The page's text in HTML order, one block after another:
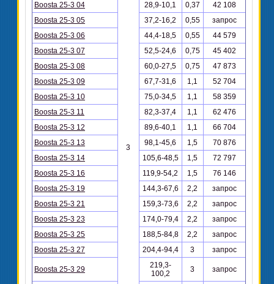
3
Boosta 25-3 04
28,9-10,1 0,37
42 108
Boosta 25-3 05
37,2-16,2 0,55
запрос
Boosta 25-3 06
44,4-18,5 0,55
44 579
Boosta 25-3 07
52,5-24,6 0,75
45 402
Boosta 25-3 08
60,0-27,5 0,75
47 873
Boosta 25-3 09
67,7-31,6 1,1
52 704
Boosta 25-3 10
75,0-34,5 1,1
58 359
Boosta 25-3 11
82,3-37,4 1,1
62 476
Boosta 25-3 12
89,6-40,1 1,1
66 704
Boosta 25-3 13
98,1-45,6 1,5
70 876
Boosta 25-3 14
105,6-48,5 1,5
72 797
Boosta 25-3 16
119,9-54,2 1,5
76 146
Boosta 25-3 19
144,3-67,6 2,2
запрос
Boosta 25-3 21
159,3-73,6 2,2
запрос
Boosta 25-3 23
174,0-79,4 2,2
запрос
Boosta 25-3 25
188,5-84,8 2,2
запрос
Boosta 25-3 27
204,4-94,4 3 запрос
Boosta 25-3 29
219,3-
100,2
3 запрос